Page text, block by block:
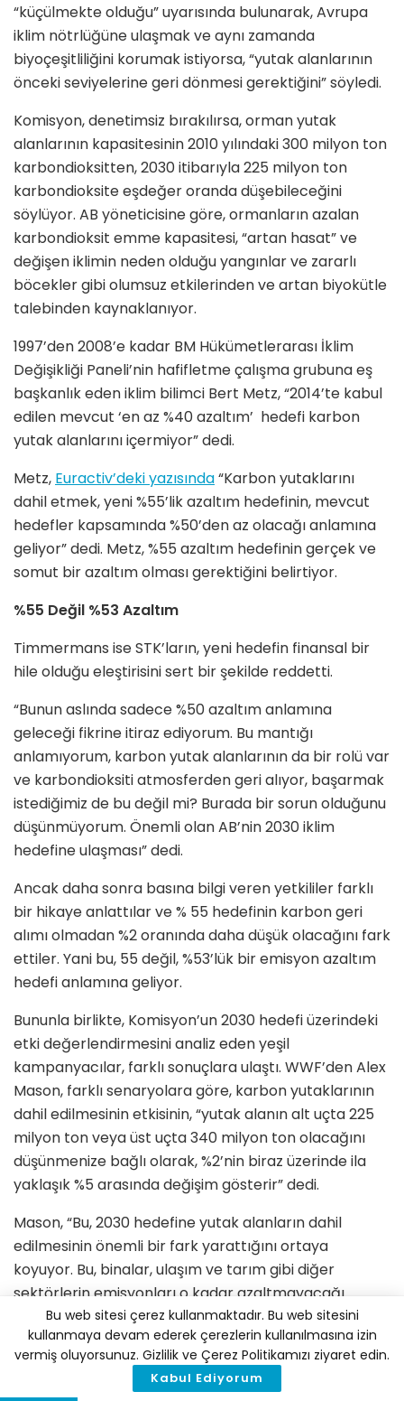
“küçülmekte olduğu” uyarısında bulunarak, Avrupa
iklim nötrlüğüne ulaşmak ve aynı zamanda
biyoçeşitliliğini korumak istiyorsa, “yutak alanlarının
önceki seviyelerine geri dönmesi gerektiğini” söyledi.
Komisyon, denetimsiz bırakılırsa, orman yutak
alanlarının kapasitesinin 2010 yılındaki 300 milyon ton
karbondioksitten, 2030 itibarıyla 225 milyon ton
karbondioksite eşdeğer oranda düşebileceğini
söylüyor. AB yöneticisine göre, ormanların azalan
karbondioksit emme kapasitesi, “artan hasat” ve
değişen iklimin neden olduğu yangınlar ve zararlı
böcekler gibi olumsuz etkilerinden ve artan biyokütle
talebinden kaynaklanıyor.
1997’den 2008’e kadar BM Hükümetlerarası İklim
Değişikliği Paneli’nin hafifletme çalışma grubuna eş
başkanlık eden iklim bilimci Bert Metz, “2014’te kabul
edilen mevcut ‘en az %40 azaltım’ hedefi karbon
yutak alanlarını içermiyor” dedi.
Metz, Euractiv’deki yazısında“Karbon yutaklarını
dahil etmek, yeni %55’lik azaltım hedefinin, mevcut
hedefler kapsamında %50’den az olacağı anlamına
geliyor” dedi. Metz, %55 azaltım hedefinin gerçek ve
somut bir azaltım olması gerektiğini belirtiyor.
%55 Değil %53 Azaltım
Timmermans ise STK’ların, yeni hedefin finansal bir
hile olduğu eleştirisini sert bir şekilde reddetti.
“Bunun aslında sadece %50 azaltım anlamına
geleceği fikrine itiraz ediyorum. Bu mantığı
anlamıyorum, karbon yutak alanlarının da bir rolü var
ve karbondioksiti atmosferden geri alıyor, başarmak
istediğimiz de bu değil mi? Burada bir sorun olduğunu
düşünmüyorum. Önemli olan AB’nin 2030 iklim
hedefine ulaşması” dedi.
Ancak daha sonra basına bilgi veren yetkililer farklı
bir hikaye anlattılar ve % 55 hedefinin karbon geri
alımı olmadan %2 oranında daha düşük olacağını fark
ettiler. Yani bu, 55 değil, %53’lük bir emisyon azaltım
hedefi anlamına geliyor.
Bununla birlikte, Komisyon’un 2030 hedefi üzerindeki
etki değerlendirmesini analiz eden yeşil
kampanyacılar, farklı sonuçlara ulaştı. WWF’den Alex
Mason, farklı senaryolara göre, karbon yutaklarının
dahil edilmesinin etkisinin, “yutak alanın alt uçta 225
milyon ton veya üst uçta 340 milyon ton olacağını
düşünmenize bağlı olarak, %2’nin biraz üzerinde ila
yaklaşık %5 arasında değişim gösterir” dedi.
Mason, “Bu, 2030 hedefine yutak alanların dahil
edilmesinin önemli bir fark yarattığını ortaya
koyuyor. Bu, binalar, ulaşım ve tarım gibi diğer
sektörlerin emisyonları o kadar azaltmayacağı
anlamına geliyor” diye ekledi ve AB’nin mevcut 2030
iklim hedefinin karbon geri alımlarını hesaba
katmadığı konusunda ısrar ederek Komisyonu
karbon muhasebesi kurallarındaki değişikliği örtbas
Bu web sitesi çerez kullanmaktadır. Bu web sitesini
kullanmaya devam ederek çerezlerin kullanılmasına izin
vermiş oluyorsunuz. Gizlilik ve Çerez Politikamızı ziyaret edin.
Kabul Ediyorum